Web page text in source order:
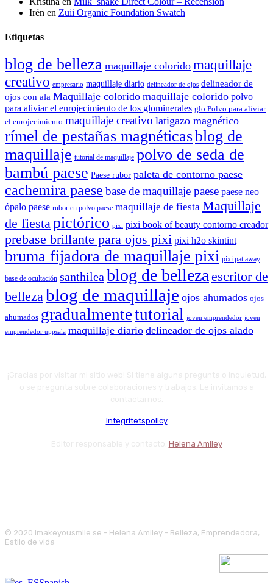
Irén en Zuii Organic Foundation Swatch
Etiquetas
blog de belleza maquillaje colorido maquillaje
creativo empresario maquillaje diario delineador de ojos delineador de
ojos con ala Maquillaje colorido maquillaje colorido polvo
para aliviar el enrojecimiento de los glominerales glo Polvo para aliviar
el enrojecimiento maquillaje creativo latigazo magnético
rímel de pestañas magnéticasblog de
maquillaje tutorial de maquillaje polvo de seda de
bambú paese Paese rubor paleta de contorno paese
cachemira paese base de maquillaje paese paese neo
ópalo paese rubor en polvo paese maquillaje de fiesta Maquillaje
de fiestapictórico pixi pixi book of beauty contorno creador
prebase brillante para ojos pixi pixi h2o skintint
bruma fijadora de maquillaje pixi pixi pat away
base de ocultación santhilea blog de belleza escritor de
belleza blog de maquillaje ojos ahumados ojos
ahumados gradualmentetutorial joven emprendedor joven
emprendedor uppsala maquillaje diario delineador de ojos alado
Integritetspolicy
Helena Amiley
© 2020 Imakeyousmile.se - Helena Amiley - Belleza, Emprendedora,
Estilo de vida